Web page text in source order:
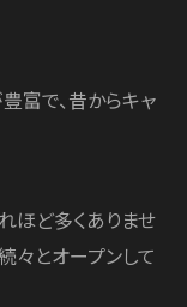
富で、昔からキャ
ほど多くありませ
々とオープンして